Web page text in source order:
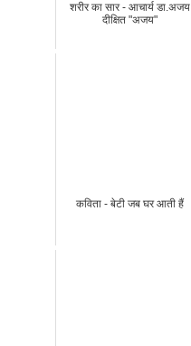
शरीर का सार - आचार्य डा.अजय
दीक्षित "अजय"
कविता - बेटी जब घर आती हैं